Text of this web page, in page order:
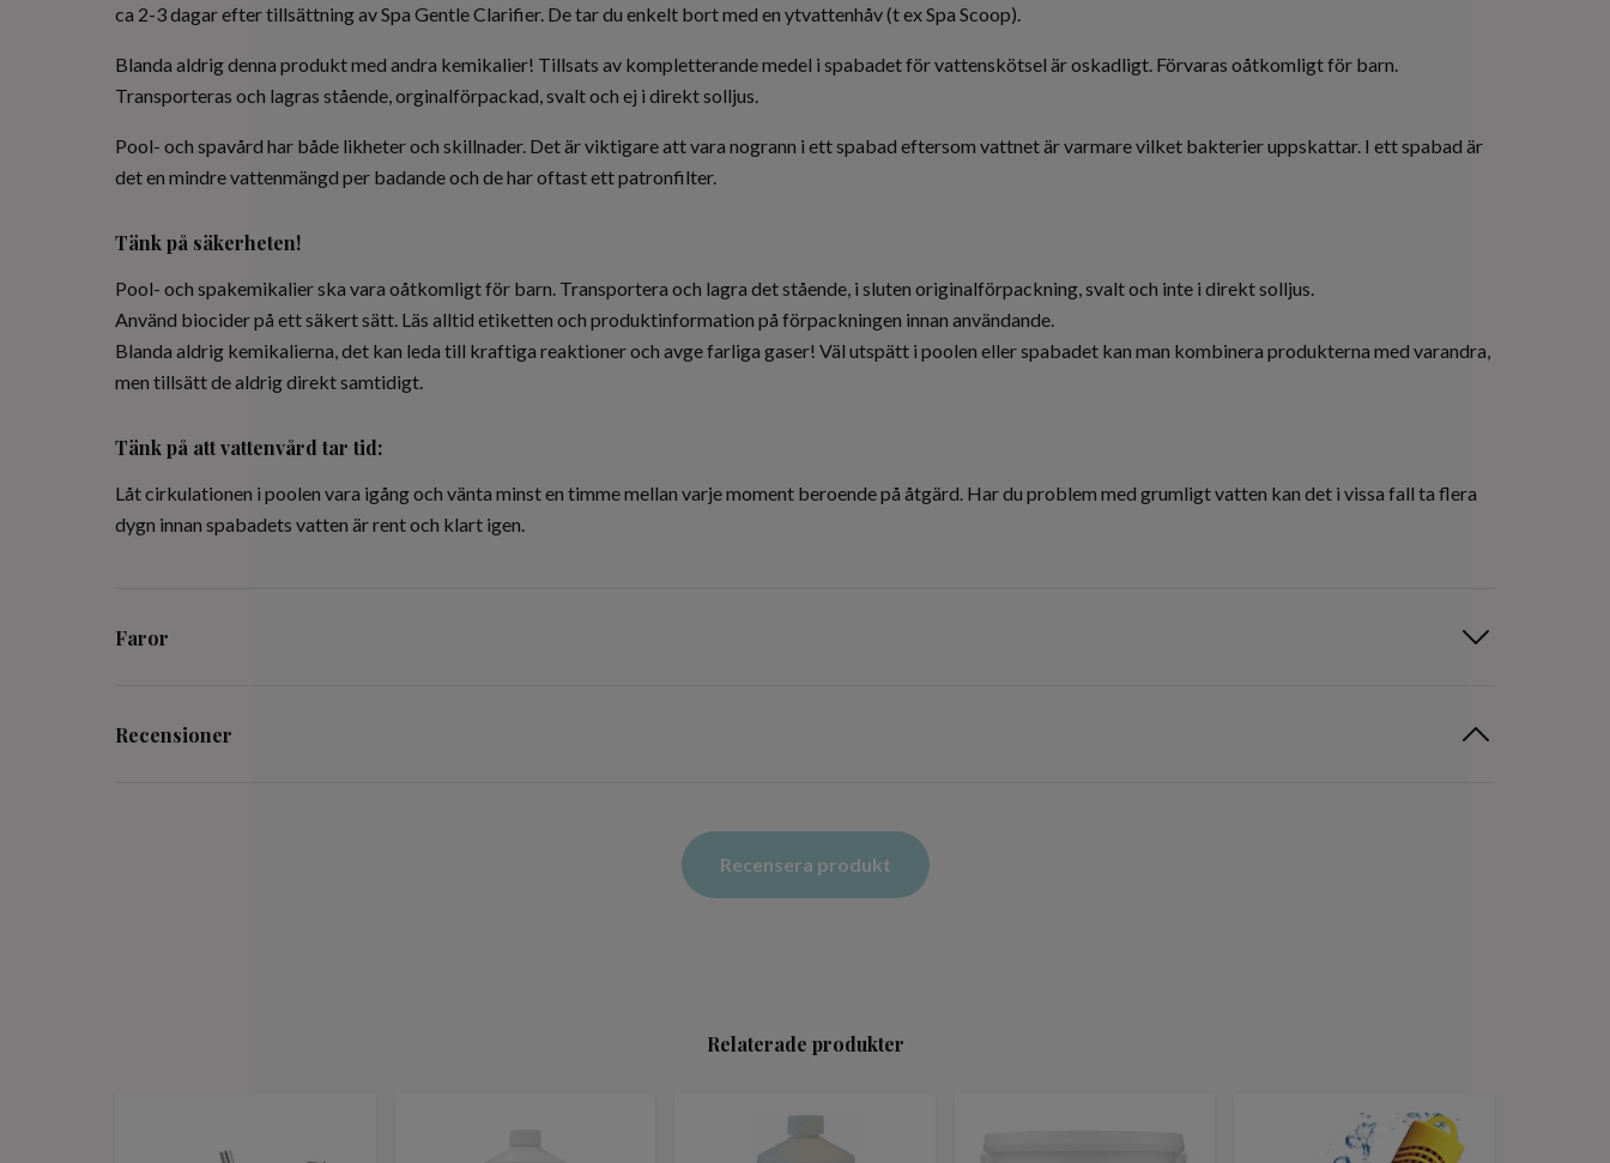
ca 2-3 dagar efter tillsättning av Spa Gentle Clarifier. De tar du enkelt bort med en ytvattenhåv (t ex Spa Scoop).
Blanda aldrig denna produkt med andra kemikalier! Tillsats av kompletterande medel i spabadet för vattenskötsel är oskadligt. Förvaras oåtkomligt för barn.
Transporteras och lagras stående, orginalförpackad, svalt och ej i direkt solljus.
Pool- och spavård har både likheter och skillnader. Det är viktigare att vara nogrann i ett spabad eftersom vattnet är varmare vilket bakterier uppskattar. I ett spabad är
det en mindre vattenmängd per badande och de har oftast ett patronfilter.
Tänk på säkerheten!
Pool- och spakemikalier ska vara oåtkomligt för barn. Transportera och lagra det stående, i sluten originalförpackning, svalt och inte i direkt solljus.
Använd biocider på ett säkert sätt. Läs alltid etiketten och produktinformation på förpackningen innan användande.
Blanda aldrig kemikalierna, det kan leda till kraftiga reaktioner och avge farliga gaser! Väl utspätt i poolen eller spabadet kan man kombinera produkterna med varandra,
men tillsätt de aldrig direkt samtidigt.
Tänk på att vattenvård tar tid:
Låt cirkulationen i poolen vara igång och vänta minst en timme mellan varje moment beroende på åtgärd. Har du problem med grumligt vatten kan det i vissa fall ta flera
dygn innan spabadets vatten är rent och klart igen.
Faror
Recensioner
Recensera produkt
Relaterade produkter